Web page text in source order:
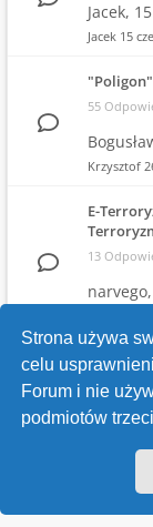
Strona używa
celu
Forum i nie
podmiotów
Jacek,
Jacek 15
55
Krzysztof
E-
13
narvego,
Wróć do